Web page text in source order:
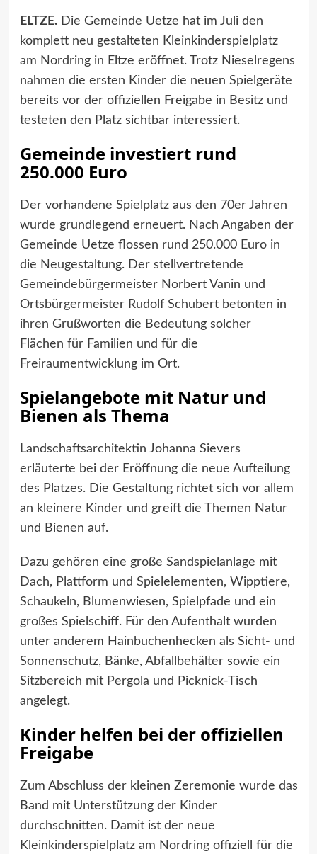
ELTZE.Die Gemeinde Uetze hat im Juli den
komplett neu gestalteten Kleinkinderspielplatz
am Nordring in Eltze eröffnet. Trotz Nieselregens
nahmen die ersten Kinder die neuen Spielgeräte
bereits vor der offiziellen Freigabe in Besitz und
testeten den Platz sichtbar interessiert.
Gemeinde investiert rund
250.000 Euro
Der vorhandene Spielplatz aus den 70er Jahren
wurde grundlegend erneuert. Nach Angaben der
Gemeinde Uetze flossen rund 250.000 Euro in
die Neugestaltung. Der stellvertretende
Gemeindebürgermeister Norbert Vanin und
Ortsbürgermeister Rudolf Schubert betonten in
ihren Grußworten die Bedeutung solcher
Flächen für Familien und für die
Freiraumentwicklung im Ort.
Spielangebote mit Natur und
Bienen als Thema
Landschaftsarchitektin Johanna Sievers
erläuterte bei der Eröffnung die neue Aufteilung
des Platzes. Die Gestaltung richtet sich vor allem
an kleinere Kinder und greift die Themen Natur
und Bienen auf.
Dazu gehören eine große Sandspielanlage mit
Dach, Plattform und Spielelementen, Wipptiere,
Schaukeln, Blumenwiesen, Spielpfade und ein
großes Spielschiff. Für den Aufenthalt wurden
unter anderem Hainbuchenhecken als Sicht- und
Sonnenschutz, Bänke, Abfallbehälter sowie ein
Sitzbereich mit Pergola und Picknick-Tisch
angelegt.
Kinder helfen bei der offiziellen
Freigabe
Zum Abschluss der kleinen Zeremonie wurde das
Band mit Unterstützung der Kinder
durchschnitten. Damit ist der neue
Kleinkinderspielplatz am Nordring offiziell für die